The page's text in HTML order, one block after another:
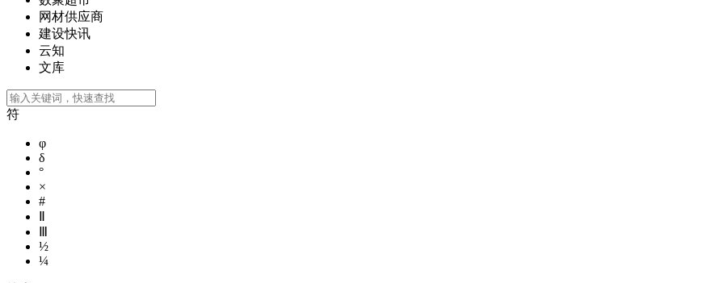
网材供应商
建设快讯
云知
文库
符
φ
δ
°
×
#
½
¼